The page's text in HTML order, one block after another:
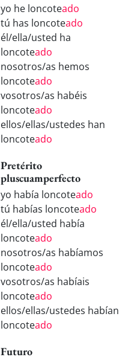
yo he loncoteado
tú has loncoteado
él/ella/usted ha
loncoteado
nosotros/as hemos
loncoteado
vosotros/as habéis
loncoteado
ellos/ellas/ustedes han
loncoteado
Pretérito
pluscuamperfecto
yo había loncoteado
tú habías loncoteado
él/ella/usted había
loncoteado
nosotros/as habíamos
loncoteado
vosotros/as habíais
loncoteado
ellos/ellas/ustedes habían
loncoteado
Futuro